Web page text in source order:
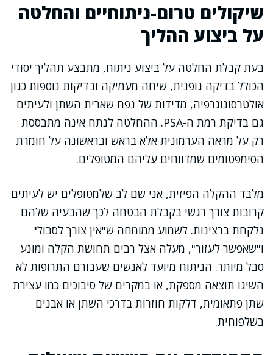
שיקולים טרום-ניתוחיים והחלטה
על ביצוע ההליך
בעת קבלת החלטה על ביצוע ניתוח, מתבצע תהליך יסודי
הכולל בדיקה גופנית, שיחה מעמיקה ובדיקות נוספות כגון
אולטרסונוגרפיה, מדידות של נפח שארית השתן ולעיתים
גם בדיקת רמת ה-PSA. ההחלטה לנתח אינה מתבססת
רק על מראה הערמונית אלא בראש ובראשונה על חומרת
הסימפטומים שמדווחים עליהם המטופלים.
מלבד ההקלה הפיזית, אני שם לב שלמטופלים יש לעיתים
קרובות צורך רגשי בקבלת הבטחה לכך שהבעיה שלהם
נלקחת ברצינות. לשמוע ממומחה ש"אין צורך לסבול"
ו"שאפשר לעזור", מעלה אצל רבים תחושת הקלה ומונע
סבל מיותר. הניתוח מיועד לאנשים שעבורם התרופות לא
השיגו תוצאה מספקת, או במקרים של סיבוכים כמו עצירת
שתן פתאומית, דלקות חוזרות בדרכי השתן או אבנים
בשלפוחית.